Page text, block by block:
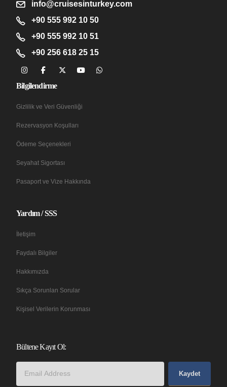
info@cruisesinturkey.com
+90 555 992 10 50
+90 555 992 10 51
+90 256 618 25 15
Bilgilendirme
Gizlilik ve Veri Güvenliği
Rezervasyon Koşulları
Ödeme Seçenekleri
Seyahat Sigortası
Pasaport ve Vize Hakkında
Yardım / SSS
İletişim
Faydalı Bilgiler
Hakkımızda
Sıkça Sorunlan Sorular
Kişisel Verilerin Korunması
Bültene Kayıt Ol:
Kaydet